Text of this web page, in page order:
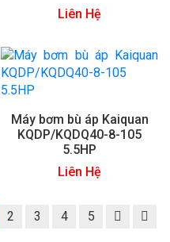
Liên Hệ
Máy bơm bù áp Kaiquan
KQDP/KQDQ40-8-105
5.5HP
Liên Hệ
2 3 4 5